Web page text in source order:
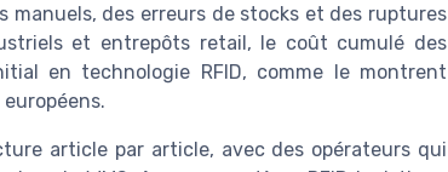
des erreurs de stocks et des ruptures
et entrepôts retail, le coût cumulé des
en technologie RFID, comme le montrent
article par article, avec des opérateurs qui